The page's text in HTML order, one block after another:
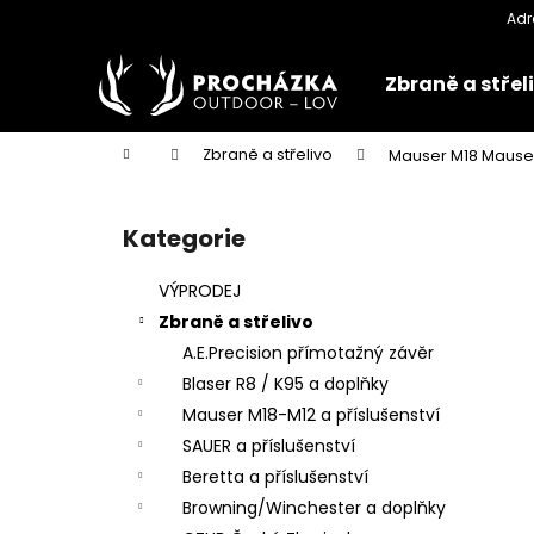
Zbraně a
Domů Zbraně a střelivo Mauser M18
Přeskočit
kategorie
Kategorie
VÝPRODEJ
Zbraně a střelivo
A.E.Precision přímotažný závěr
Blaser R8 / K95 a doplňky
Mauser M18-M12 a příslušenství
SAUER a příslušenství
Beretta a příslušenství
Browning/Winchester a doplňky
k
Zpět
obchodu
Zpět
obchodu